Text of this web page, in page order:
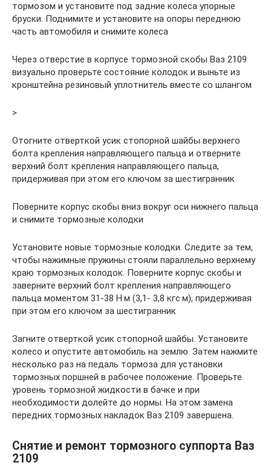
тормозом и установите под задние колеса упорные
бруски. Поднимите и установите на опоры переднюю
часть автомобиля и снимите колеса
Через отверстие в корпусе тормозной скобы Ваз 2109
визуально проверьте состояние колодок и выньте из
кронштейна резиновый уплотнитель вместе со шлангом
>
Отогните отверткой усик стопорной шайбы верхнего
болта крепления направляющего пальца и отверните
верхний болт крепления направляющего пальца,
придерживая при этом его ключом за шестигранник
Поверните корпус скобы вниз вокруг оси нижнего пальца
и снимите тормозные колодки
Установите новые тормозные колодки. Следите за тем,
чтобы нажимные пружины стояли параллельно верхнему
краю тормозных колодок. Поверните корпус скобы и
заверните верхний болт крепления направляющего
пальца моментом 31-38 Н·м (3,1- 3,8 кгс·м), придерживая
при этом его ключом за шестигранник
Загните отверткой усик стопорной шайбы. Установите
колесо и опустите автомобиль на землю. Затем нажмите
несколько раз на педаль тормоза для установки
тормозных поршней в рабочее положение. Проверьте
уровень тормозной жидкости в бачке и при
необходимости долейте до нормы. На этом замена
передних тормозных накладок Ваз 2109 завершена.
Снятие и ремонт тормозного суппорта Ваз
2109